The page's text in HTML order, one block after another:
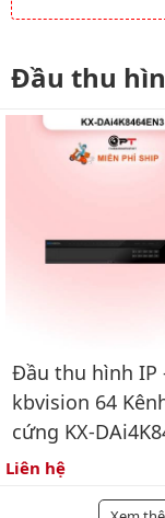
Đầu thu
Đầu thu hình IP
kbvision 64
cứng KX-
Liên hệ